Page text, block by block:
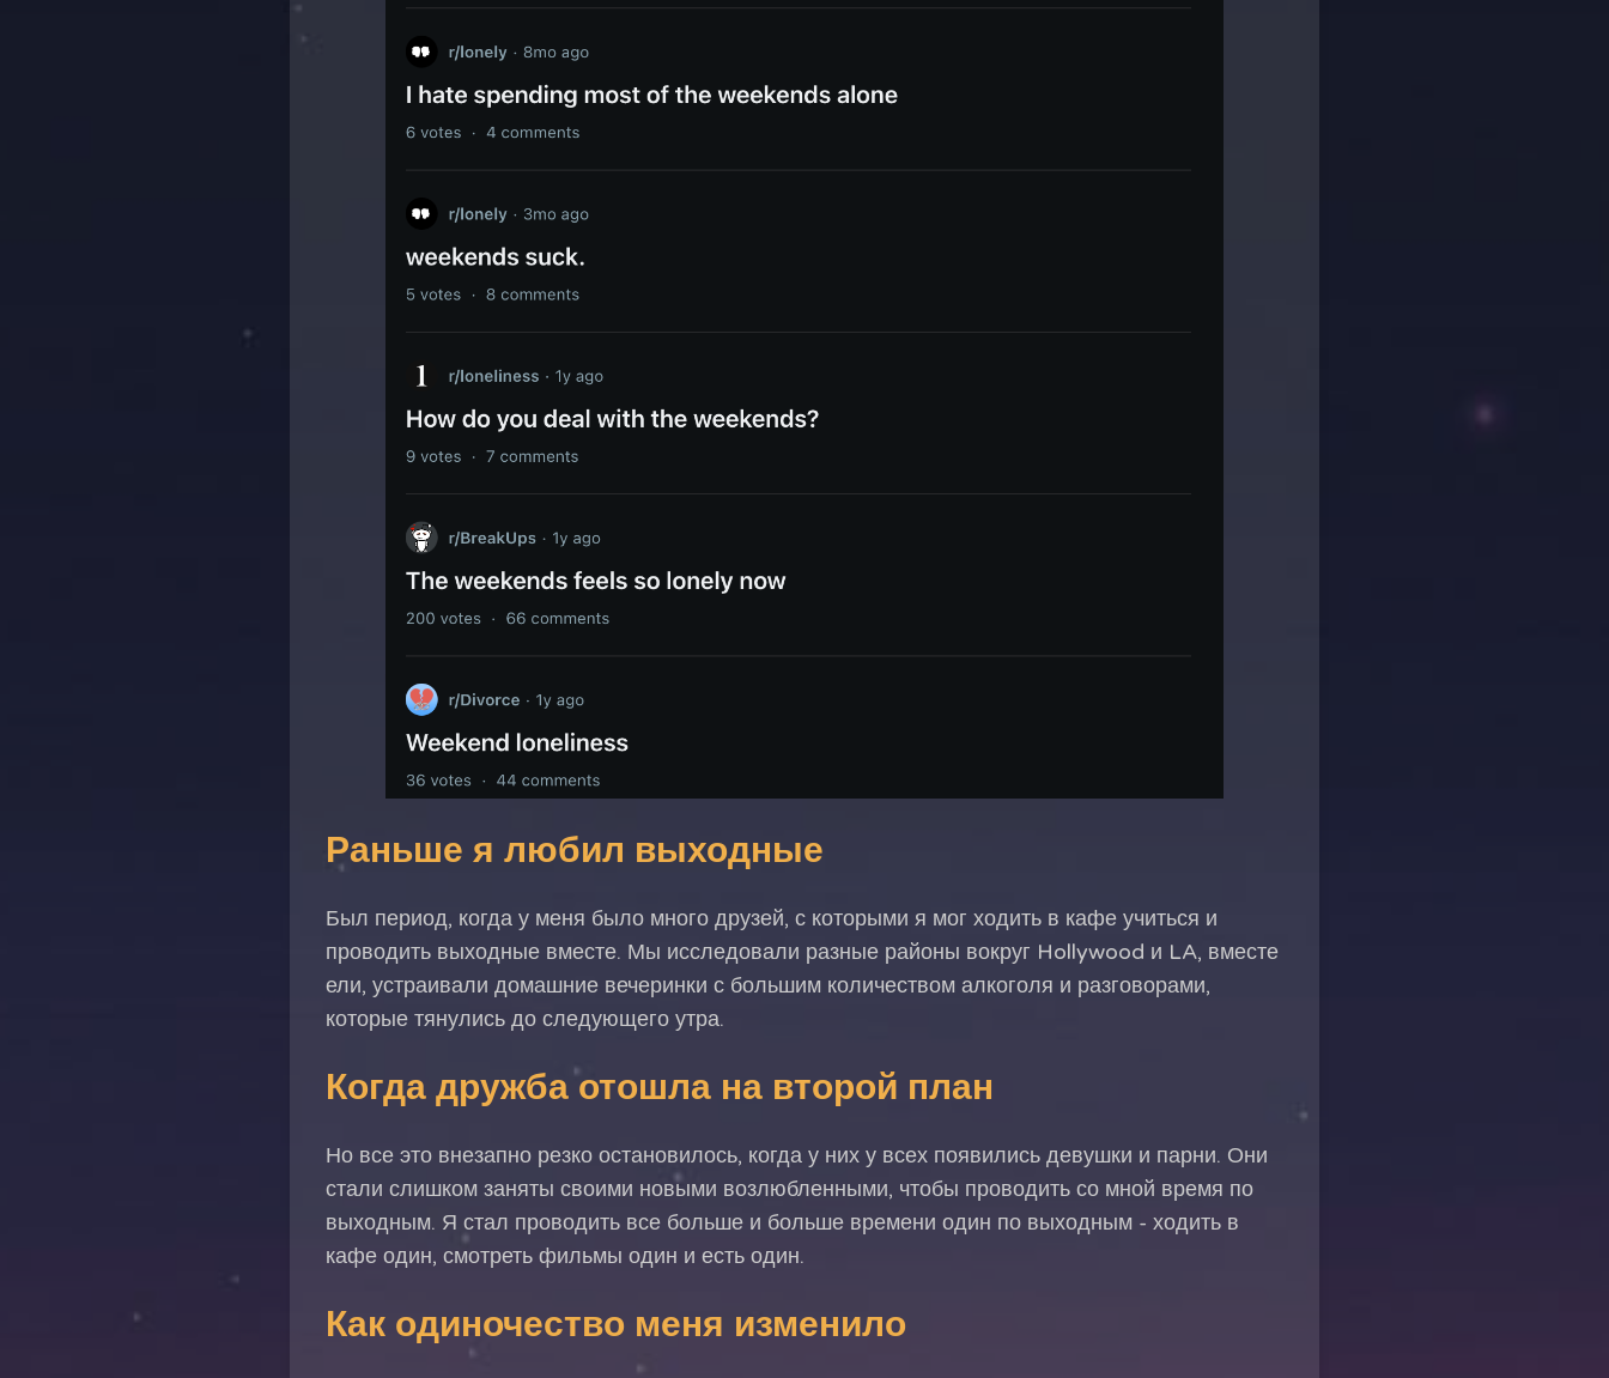
Раньше я любил выходные
Был период, когда у меня было много друзей, с которыми я мог ходить в кафе учиться и
проводить выходные вместе. Мы исследовали разные районы вокруг Hollywood и LA, вместе
ели, устраивали домашние вечеринки с большим количеством алкоголя и разговорами,
которые тянулись до следующего утра.
Когда дружба отошла на второй план
Но все это внезапно резко остановилось, когда у них у всех появились девушки и парни. Они
стали слишком заняты своими новыми возлюбленными, чтобы проводить со мной время по
выходным. Я стал проводить все больше и больше времени один по выходным - ходить в
кафе один, смотреть фильмы один и есть один.
Как одиночество меня изменило